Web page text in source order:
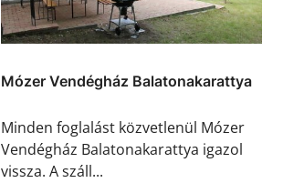
Mózer Vendégház Balatonakarattya
Minden foglalást közvetlenül Mózer
Vendégház Balatonakarattya igazol
vissza. A száll...